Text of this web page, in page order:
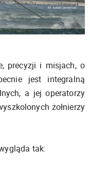
precyzji i misjach, o
jest integralną
a jej operatorzy
żołnierzy
tak: